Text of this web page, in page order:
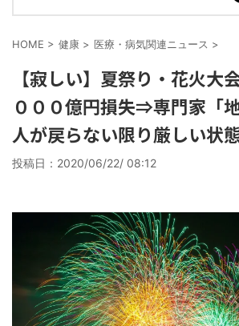
HOME > 健康 > 医療・病気関連ニュース >
【寂しい】夏祭り・花火大
０００億円損失⇒専門家「
人が戻らない限り厳しい状
投稿日： 2020/06/22/ 08:12